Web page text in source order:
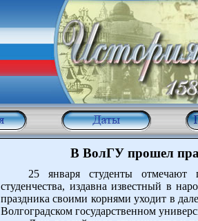
В ВолГУ прошел
25 января студенты отмечают
студенчества, издавна известный в
праздника своими корнями уходит в
Волгоградском государственном